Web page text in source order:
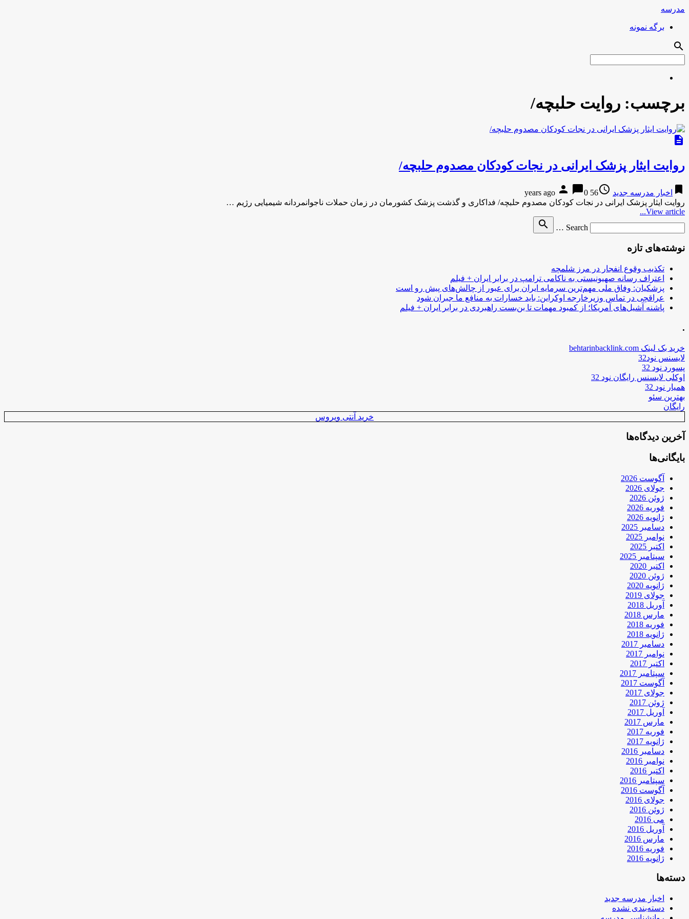
مدرسه
برگه نمونه
search
برچسب: روایت حلبچه/
description
روایت ایثار پزشک ایرانی در نجات کودکان مصدوم حلبچه/
bookmark اخبار مدرسه جدید access_time
56 years ago
person chat_bubble0
روایت ایثار پزشک ایرانی در نجات کودکان مصدوم حلبچه/ فداکاری و گذشت پزشک کشورمان در زمان حملات ناجوانمردانه شیمیایی رژیم …
View article...
Search …
search
نوشته‌های تازه
تکذیب وقوع انفجار در مرز شلمچه
اعتراف رسانه صهیونیستی به ناکامی ترامپ در برابر ایران + فیلم
پزشکیان: وفاق ملی مهم‌ترین سرمایه ایران برای عبور از چالش‌های پیش رو است
عراقچی در تماس وزیرخارجه اوکراین: باید خسارات به منافع ما جبران شود
پاشنه آشیل‌های آمریکا؛ از کمبود مهمات تا بن‌بست راهبردی در برابر ایران + فیلم
.
خرید بک لینک behtarinbacklink.com
لایسنس نود32
پسورد نود 32
اوکلی لایسنس رایگان نود 32
همیار نود 32
بهترین سئو
رایگان
خرید آنتی ویروس
آخرین دیدگاه‌ها
بایگانی‌ها
آگوست 2026
جولای 2026
ژوئن 2026
فوریه 2026
ژانویه 2026
دسامبر 2025
نوامبر 2025
اکتبر 2025
سپتامبر 2025
اکتبر 2020
ژوئن 2020
ژانویه 2020
جولای 2019
آوریل 2018
مارس 2018
فوریه 2018
ژانویه 2018
دسامبر 2017
نوامبر 2017
اکتبر 2017
سپتامبر 2017
آگوست 2017
جولای 2017
ژوئن 2017
آوریل 2017
مارس 2017
فوریه 2017
ژانویه 2017
دسامبر 2016
نوامبر 2016
اکتبر 2016
سپتامبر 2016
آگوست 2016
جولای 2016
ژوئن 2016
می 2016
آوریل 2016
مارس 2016
فوریه 2016
ژانویه 2016
دسته‌ها
اخبار مدرسه جدید
دسته‌بندی نشده